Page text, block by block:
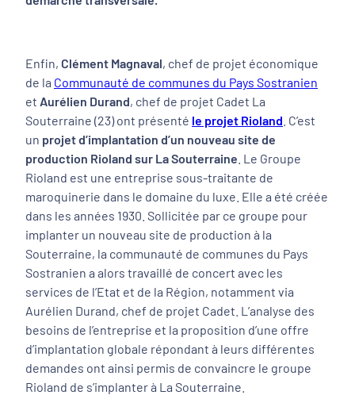
Enfin, Clément Magnaval, chef de projet économique
de la Communauté de communes du Pays Sostranien
et Aurélien Durand, chef de projet Cadet La
Souterraine (23) ont présenté le projet Rioland . C’est
un projet d’implantation d’un nouveau site de
production Rioland sur La Souterraine . Le Groupe
Rioland est une entreprise sous-traitante de
maroquinerie dans le domaine du luxe. Elle a été créée
dans les années 1930. Sollicitée par ce groupe pour
implanter un nouveau site de production à la
Souterraine, la communauté de communes du Pays
Sostranien a alors travaillé de concert avec les
services de l’Etat et de la Région, notamment via
Aurélien Durand, chef de projet Cadet. L’analyse des
besoins de l’entreprise et la proposition d’une offre
d’implantation globale répondant à leurs différentes
demandes ont ainsi permis de convaincre le groupe
Rioland de s’implanter à La Souterraine.